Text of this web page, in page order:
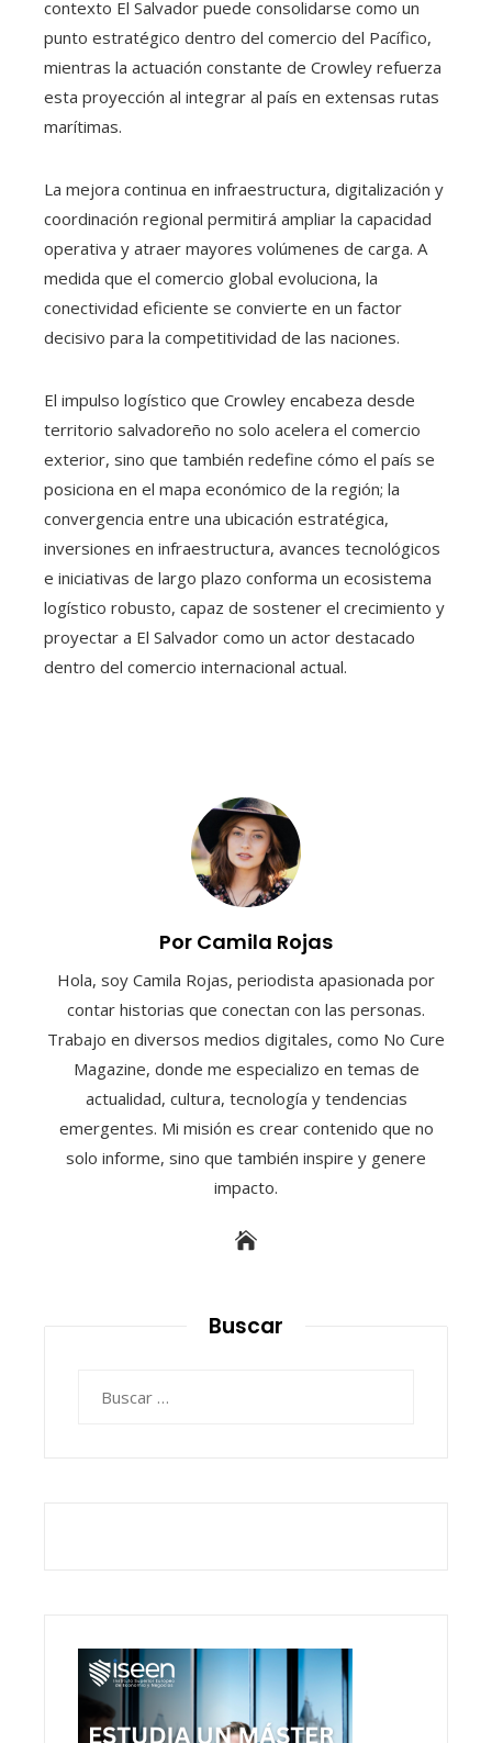
contexto El Salvador puede consolidarse como un
punto estratégico dentro del comercio del Pacífico,
mientras la actuación constante de Crowley refuerza
esta proyección al integrar al país en extensas rutas
marítimas.
La mejora continua en infraestructura, digitalización y
coordinación regional permitirá ampliar la capacidad
operativa y atraer mayores volúmenes de carga. A
medida que el comercio global evoluciona, la
conectividad eficiente se convierte en un factor
decisivo para la competitividad de las naciones.
El impulso logístico que Crowley encabeza desde
territorio salvadoreño no solo acelera el comercio
exterior, sino que también redefine cómo el país se
posiciona en el mapa económico de la región; la
convergencia entre una ubicación estratégica,
inversiones en infraestructura, avances tecnológicos
e iniciativas de largo plazo conforma un ecosistema
logístico robusto, capaz de sostener el crecimiento y
proyectar a El Salvador como un actor destacado
dentro del comercio internacional actual.
Por Camila Rojas
Hola, soy Camila Rojas, periodista apasionada por
contar historias que conectan con las personas.
Trabajo en diversos medios digitales, como No Cure
Magazine, donde me especializo en temas de
actualidad, cultura, tecnología y tendencias
emergentes. Mi misión es crear contenido que no
solo informe, sino que también inspire y genere
impacto.
Buscar